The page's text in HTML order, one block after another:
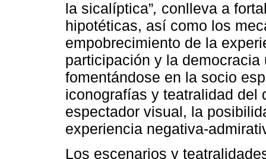
la sicalíptica”, conlleva a
hipotéticas, así como los
empobrecimiento de la
participación y la
fomentándose en la socio
iconografías y teatralidad del
espectador visual, la
experiencia negativa-
Los escenarios y